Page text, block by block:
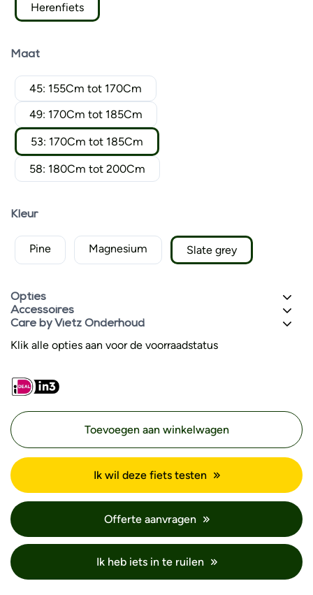
Herenfiets
Maat
45: 155Cm tot 170Cm
49: 170Cm tot 185Cm
53: 170Cm tot 185Cm
58: 180Cm tot 200Cm
Kleur
Pine Magnesium Slate grey
Opties
Accessoires
Care by Vietz Onderhoud
Klik alle opties aan voor de voorraadstatus
Toevoegen aan winkelwagen
Ik wil deze fiets testen
Offerte aanvragen
Ik heb iets in te ruilen